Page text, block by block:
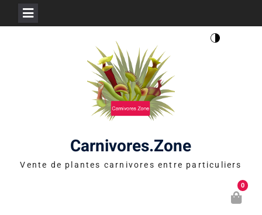
Carnivores.Zone
Vente de plantes carnivores entre particuliers
0